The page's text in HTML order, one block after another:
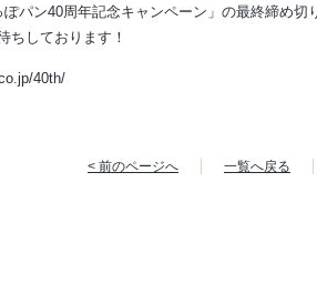
パン40周年記念キャンペーン」の最終締め切
ちしております！
40th/
< 前のページへ 一覧へ戻る